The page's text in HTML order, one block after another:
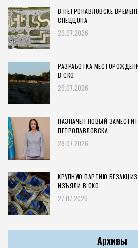
В ПЕТРОПАВЛОВСКЕ
СПЕЦЦОНА
29.07.2026
РАЗРАБОТКА
В СКО
29.07.2026
НАЗНАЧЕН НОВЫЙ
ПЕТРОПАВЛОВСКА
28.07.2026
КРУПНУЮ ПАРТИЮ
ИЗЪЯЛИ В СКО
27.07.2026
Архивы